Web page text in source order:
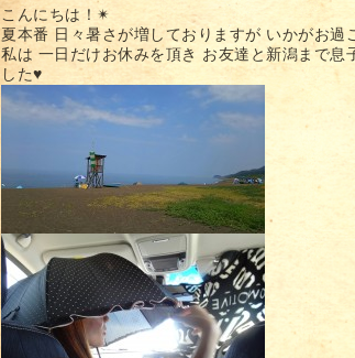
こんにちは！✴
夏本番 日々暑さが増しておりますが いかがお過
私は 一日だけお休みを頂き お友達と新潟まで息
した♥